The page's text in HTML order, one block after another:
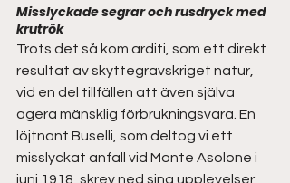
Misslyckade segrar och rusdryck med
krutrök
Trots det så kom arditi, som ett direkt
resultat av skyttegravskriget natur,
vid en del tillfällen att även själva
agera mänsklig förbrukningsvara. En
löjtnant Buselli, som deltog vi ett
misslyckat anfall vid Monte Asolone i
juni 1918, skrev ned sina upplevelser